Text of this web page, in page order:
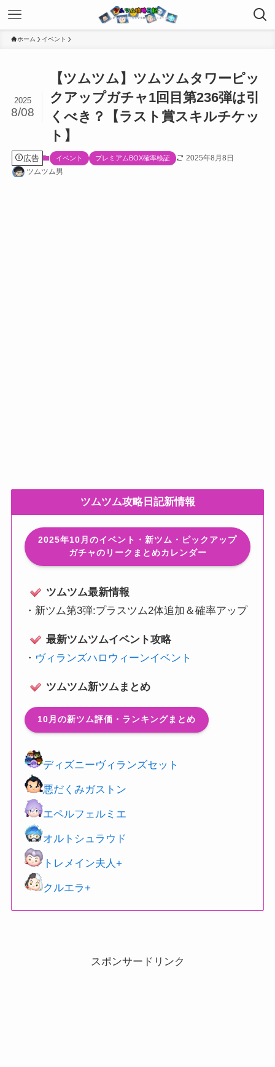
ホーム イベント
【ツムツム】ツムツムタワーピッ
クアップガチャ1回目第236弾は引
くべき？【ラスト賞スキルチケッ
ト】
2025
8/08
広告 イベント プレミアムBOX確率検証
2025年8月8日
ツムツム男
ツムツム攻略日記新情報
2025年10月のイベント・新ツム・ピックアップ
ガチャのリークまとめカレンダー
ツムツム最新情報
・ 新ツム第3弾:プラスツム2体追加＆確率アップ
最新ツムツムイベント攻略
・ ヴィランズハロウィーンイベント
ツムツム新ツムまとめ
10月の新ツム評価・ランキングまとめ
ディズニーヴィランズセット
悪だくみガストン
エペルフェルミエ
オルトシュラウド
トレメイン夫人+
クルエラ+
スポンサードリンク